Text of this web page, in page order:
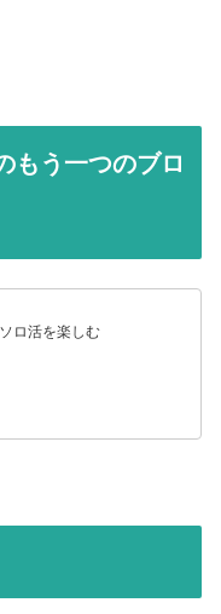
もう一つのブロ
ロ活を楽しむ